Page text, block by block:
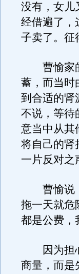
没有，女儿
经借遍了，
子卖了。征
曹愉家的
蓄，而当时
到合适的肾
不说，等待
意当中从其
将自己的肾
一片反对之
曹愉说，
拖一天就危
都是公费，
因为担心
商量，而是